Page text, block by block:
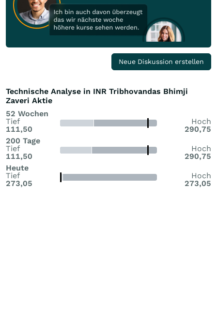
Neue Diskussion erstellen
Technische Analyse in INR Tribhovandas Bhimji
Zaveri Aktie
52 Wochen
Tief
111,50
Hoch
290,75
200 Tage
Tief
111,50
Hoch
290,75
Heute
Tief
273,05
Hoch
273,05